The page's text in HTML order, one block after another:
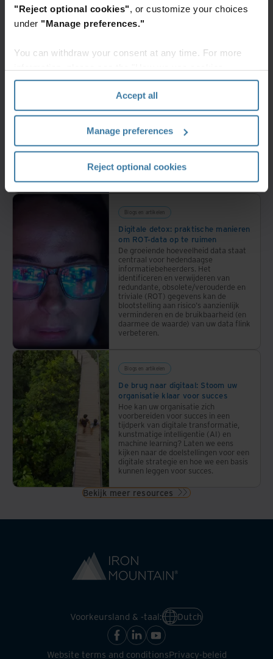
"Reject optional cookies", or customize your choices
under "Manage preferences."
You can withdraw your consent at any time. For more
section" of ourPrivacy Policy.
Accept all
Manage preferences
Reject optional cookies
Ontdek nieuwe niveaus van
bedrijfsproductiviteit met agentic
AI
In de snelle zakelijke wereld van
met niet-verbonden informatie, het
efficiënt schalen van activiteiten en
het handhaven van naleving.
organisatie om efficiënt te groeien en
Blogs en artikelen
Digitale detox: praktische manieren
om ROT-data op te ruimen
De groeiende hoeveelheid data staat
centraal voor hedendaagse
informatiebeheerders. Het
identificeren en verwijderen van
redundante, obsolete/verouderde en
triviale (ROT) gegevens kan de
blootstelling aan risico's aanzienlijk
verminderen en de bruikbaarheid (en
daarmee de waarde) van uw data flink
verbeteren.
Blogs en artikelen
De brug naar digitaal: Stoom uw
organisatie klaar voor succes
Hoe kan uw organisatie zich
voorbereiden voor succes in een
tijdperk van digitale transformatie,
kunstmatige intelligentie (AI) en
machine learning? Laten we eens
kijken naar de doelstellingen voor een
digitale strategie en hoe we een basis
kunnen leggen voor succes.
Bekijk meer resources
Voorkeursland & -taal: Dutch
Website terms and conditionsPrivacy-beleid